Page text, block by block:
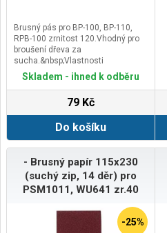
Brusný pás pro BP-100, BP-110,
RPB-100 zrnitost 120.Vhodný pro
broušení dřeva za
sucha.&nbsp;Vlastnosti
vhodný na broušení v pásových
bruskách&nbsp;provedení bez
korund (polootevřená
struktura)pojivo – syntetická
Skladem - ihned k odběru
79 Kč
Do košíku
- Brusný papír 115x230
(suchý zip, 14 děr) pro
PSM1011, WU641 zr.40
-25%